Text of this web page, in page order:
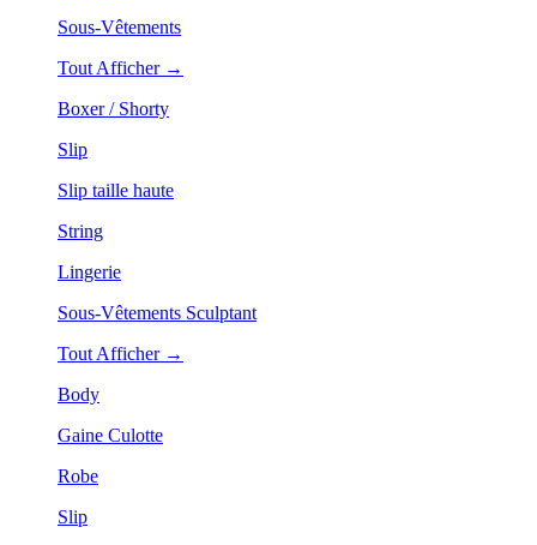
Sous-Vêtements
Tout Afficher →
Boxer / Shorty
Slip
Slip taille haute
String
Lingerie
Sous-Vêtements Sculptant
Tout Afficher →
Body
Gaine Culotte
Robe
Slip